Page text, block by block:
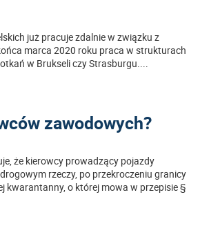
już pracuje zdalnie w związku z
marca 2020 roku praca w strukturach
w Brukseli czy Strasburgu....
zawodowych?
że kierowcy prowadzący pojazdy
rzeczy, po przekroczeniu granicy
kwarantanny, o której mowa w przepisie §